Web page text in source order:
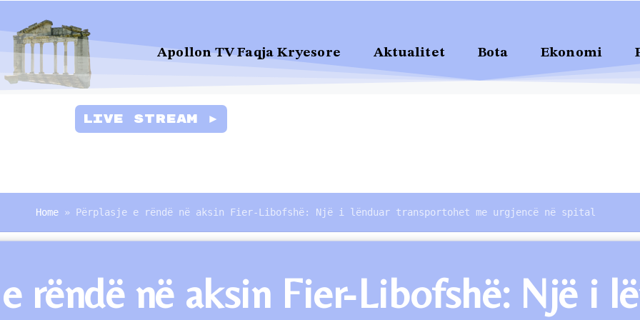
Apollon TV Faqja Kryesore Aktualitet Bota Ekonomi
Live Stream ►
Home » Përplasje e rëndë në aksin Fier-Libofshë: Një i lënduar transportohet me urgjencë në spital
rëndë në aksin Fier-Libofshë: Një i